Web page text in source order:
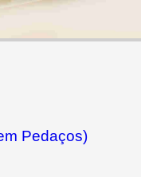
Pedaços)